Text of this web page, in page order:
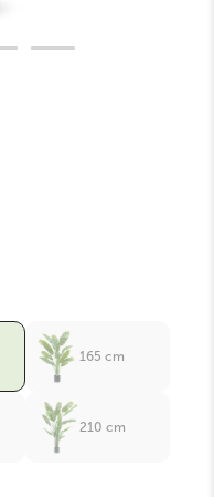
165 cm
210 cm